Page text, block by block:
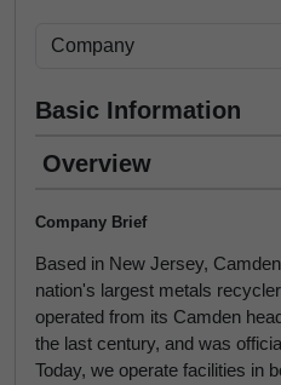
Basic Information
Overview
Company Brief
Based in New Jersey,
nation's largest metals
operated from its Camden
the last century, and was
Today, we operate facilities in